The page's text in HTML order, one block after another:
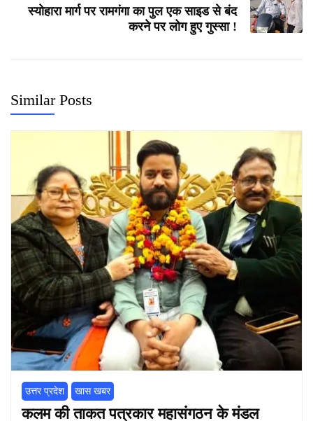
स्योहारा मार्ग पर रामगंगा का पुल एक साइड से बंद
करने पर लोग हुए गुस्सा !
Similar Posts
उत्तर प्रदेश खास खबर
कलम की ताकत पत्रकार महासंगठन के मंडल